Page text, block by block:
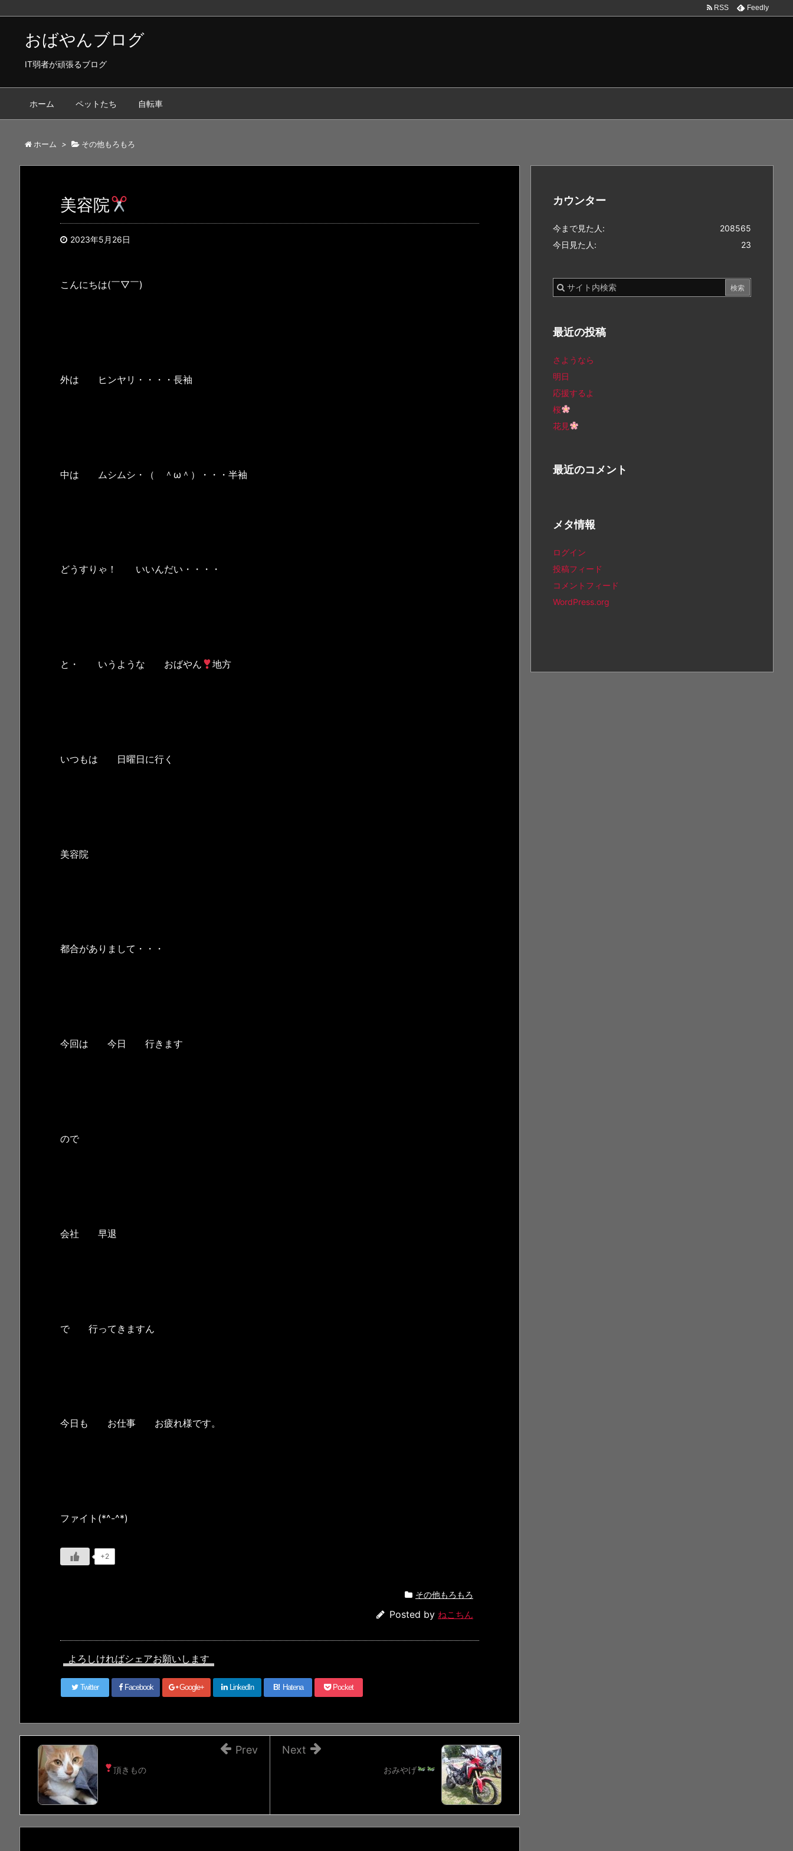
おばやんブログ
IT弱者が頑張るブログ
ホーム ペットたち 自転車
RSS Feedly
ホーム > その他もろもろ
美容院
2023年5月26日
こんにちは(￣▽￣)
外は ヒンヤリ・・・・長袖
中は ムシムシ・（ ＾ω＾）・・・半袖
どうすりゃ！ いいんだい・・・・
と・ いうような おばやん 地方
いつもは 日曜日に行く
美容院
都合がありまして・・・
今回は 今日 行きます
ので
会社 早退
で 行ってきますん
今日も お仕事 お疲れ様です。
ファイト(*^-^*)
+2
その他もろもろ
Posted by ねこちん
よろしければシェアお願いします
Twitter Facebook Google+ LinkedIn B! Hatena Pocket
おみやげ
Next
頂きもの
Prev
カウンター
208565
今まで見た人:
23
今日見た人:
最近の投稿
さようなら
明日
応援するよ
桜
花見
最近のコメント
メタ情報
ログイン
投稿フィード
コメントフィード
WordPress.org